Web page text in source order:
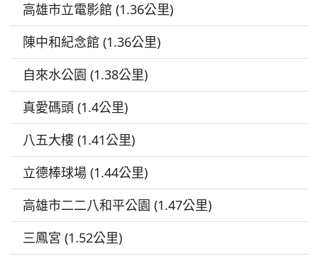
高雄市立電影館 (1.36公里)
陳中和紀念館 (1.36公里)
自來水公園 (1.38公里)
真愛碼頭 (1.4公里)
八五大樓 (1.41公里)
立德棒球場 (1.44公里)
高雄市二二八和平公園 (1.47公里)
三鳳宮 (1.52公里)